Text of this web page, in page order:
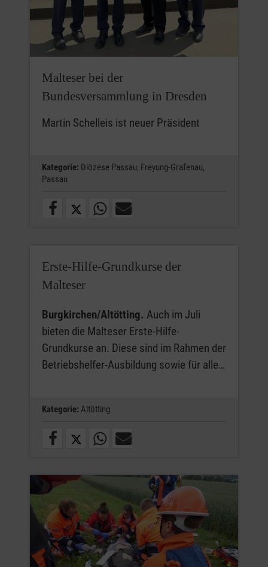
Malteser bei der
Bundesversammlung in Dresden
Martin Schelleis ist neuer Präsident
Kategorie: Diözese Passau, Freyung-Grafenau,
Passau
Erste-Hilfe-Grundkurse der
Malteser
Burgkirchen/Altötting. Auch im Juli
bieten die Malteser Erste-Hilfe-
Grundkurse an. Diese sind im Rahmen der
Betriebshelfer-Ausbildung sowie für alle…
Kategorie: Altötting